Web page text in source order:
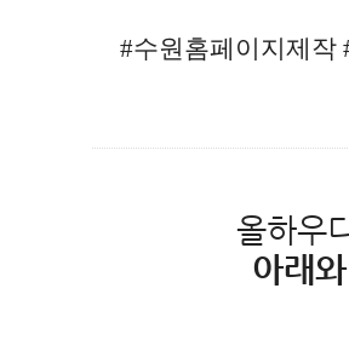
#수원홈페이지제작
올하우
아래